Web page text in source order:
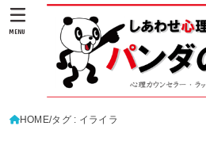
MENU
HOME タグ : イライラ